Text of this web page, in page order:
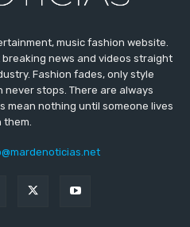
music fashion website.
news and videos straight
Fashion fades, only style
never stops. There are always
mean nothing until someone lives
them.